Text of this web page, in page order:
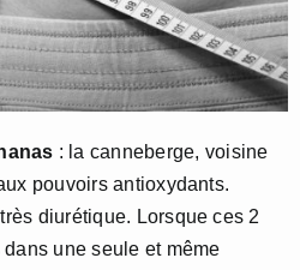
: la canneberge, voisine
pouvoirs antioxydants.
diurétique. Lorsque ces 2
une seule et même